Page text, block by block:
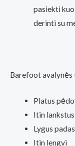
pasiekti
derinti su
Barefoot
Platus
Itin
Lygus
Itin lengvi